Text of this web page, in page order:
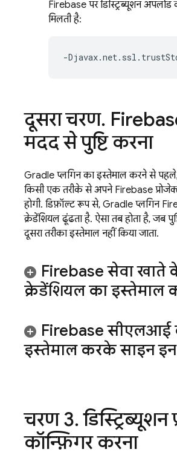
Firebase पर डिस्ट्रिब्यूशन
मिलती है:
दूसरा चरण.
मदद से पुष्टि करना
Gradle प्लगिन का इस्तेमाल करने से
किसी एक तरीके से अपने Firebase
होगी. डिफ़ॉल्ट रूप से, Gradle प्लगिन
क्रेडेंशियल ढूंढता है. ऐसा तब होता है, जब
दूसरा तरीका इस्तेमाल नहीं किया जाता.
Firebase सेवा खाते
क्रेडेंशियल का इस्तेमाल
Firebaseसीएलआई
इस्तेमाल करके साइन
चरण 3.डिस्ट्रिब्यूशन
कॉन्फ़िगर करना